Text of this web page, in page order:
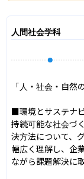
人間社会学科
「人・社会・自然
■環境とサステナ
持続可能な社会づ
決方法について、
幅広く理解し、企
ながら課題解決に